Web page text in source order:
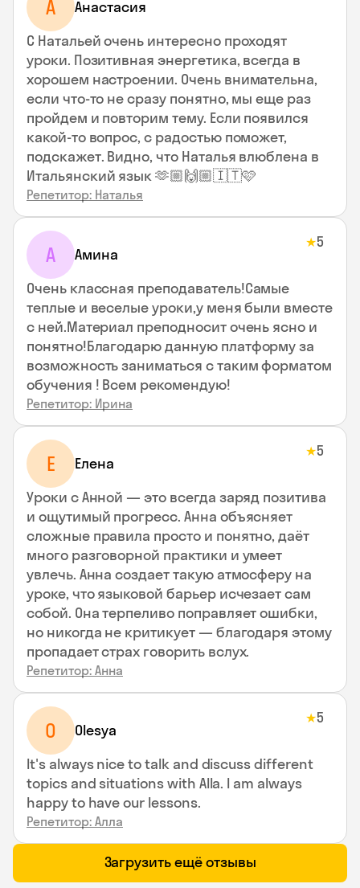
А Анастасия
С Натальей очень интересно проходят
уроки. Позитивная энергетика, всегда в
хорошем настроении. Очень внимательна,
если что-то не сразу понятно, мы еще раз
пройдем и повторим тему. Если появился
какой-то вопрос, с радостью поможет,
подскажет. Видно, что Наталья влюблена в
Итальянский язык 🫶🏼🙌🏼🇮🇹🩷
Репетитор: Наталья
А Амина
★5
Очень классная преподаватель!Самые
теплые и веселые уроки,у меня были вместе
с ней.Материал преподносит очень ясно и
понятно!Благодарю данную платформу за
возможность заниматься с таким форматом
обучения ! Всем рекомендую!
Репетитор: Ирина
Е Елена
★5
Уроки с Анной — это всегда заряд позитива
и ощутимый прогресс. Анна объясняет
сложные правила просто и понятно, даёт
много разговорной практики и умеет
увлечь. Анна создает такую атмосферу на
уроке, что языковой барьер исчезает сам
собой. Она терпеливо поправляет ошибки,
но никогда не критикует — благодаря этому
пропадает страх говорить вслух.
Репетитор: Анна
O Olesya
★5
It's always nice to talk and discuss different
topics and situations with Alla. I am always
happy to have our lessons.
Репетитор: Алла
Загрузить ещё отзывы